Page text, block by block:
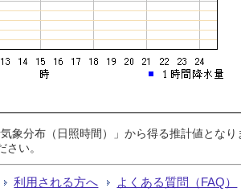
象分布（日照時間）」から得る推計値とな
さい。
利用される方へ よくある質問（FAQ）